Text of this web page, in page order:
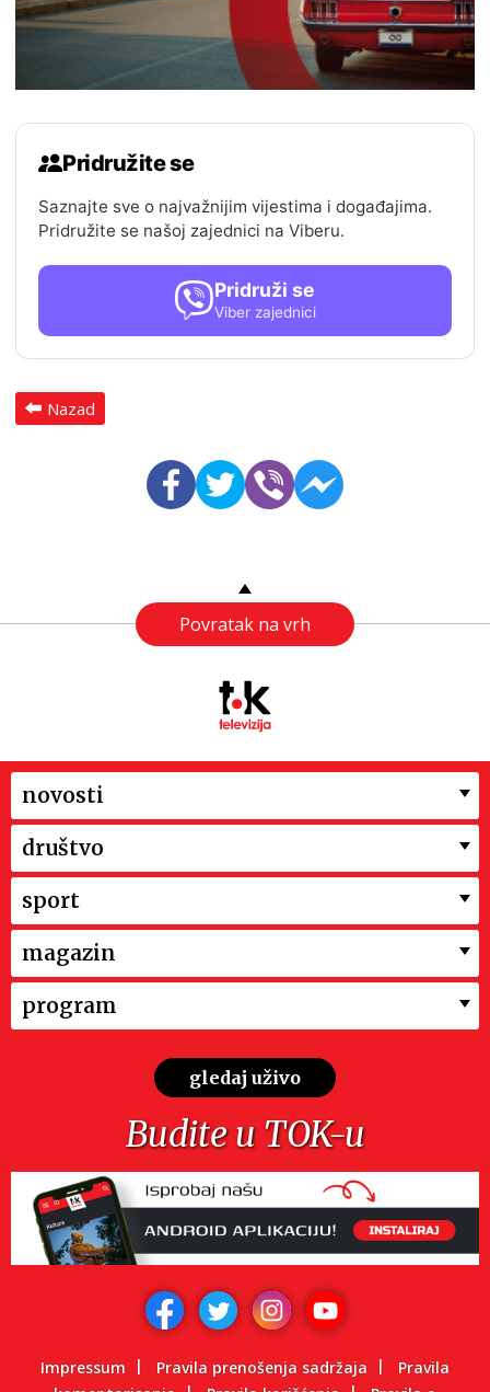
Pridružite se
Saznajte sve o najvažnijim vijestima i događajima.
Pridružite se našoj zajednici na Viberu.
Pridruži se
Viber zajednici
Nazad
Povratak na vrh
novosti
društvo
sport
magazin
program
gledaj uživo
Budite u TOK-u
Impressum Pravila prenošenja sadržaja
Pravila